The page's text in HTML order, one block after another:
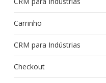
Carrinho
CRM para Indústrias
Checkout